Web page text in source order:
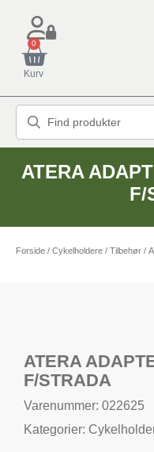
0
Kurv
ATERA
F/
Forside / Cykelholdere / Tilbehør /
ATERA
F/STRADA
Varenummer: 022625
Kategorier: